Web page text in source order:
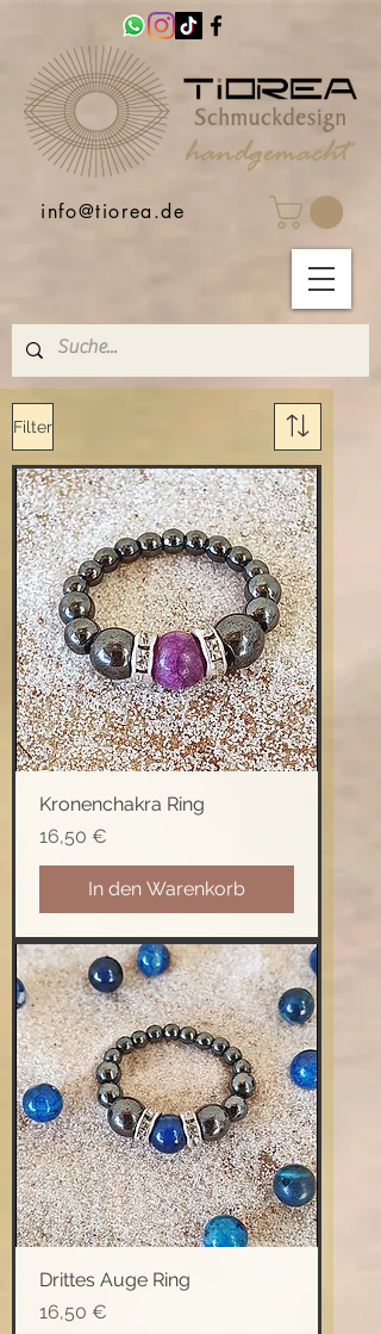
info@tiorea.de
Filter
Kronenchakra Ring
Preis
16,50 €
In den Warenkorb
Drittes Auge Ring
Preis
16,50 €